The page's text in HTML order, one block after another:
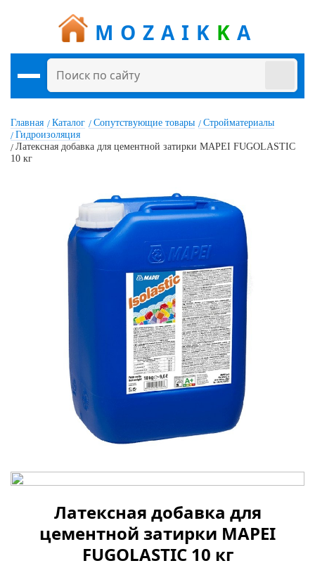
MOZAIK K A
Главная Каталог Сопутствующие товары
Стройматериалы
Гидроизоляция
Латексная добавка для цементной затирки MAPEI FUGOLASTIC
10 кг
Латексная добавка для
цементной затирки MAPEI
FUGOLASTIC 10 кг